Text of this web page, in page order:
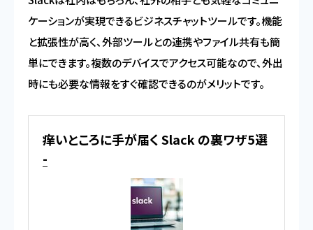
ケーションが実現できるビジネスチャットツールです。機能
と拡張性が高く、外部ツールとの連携やファイル共有も簡
単にできます。複数のデバイスでアクセス可能なので、外出
時にも必要な情報をすぐ確認できるのがメリットです。
痒いところに手が届く Slack の裏ワザ5選
-